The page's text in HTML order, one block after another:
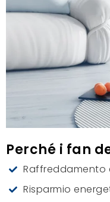
Perché i fan
Raffreddamento
Risparmio